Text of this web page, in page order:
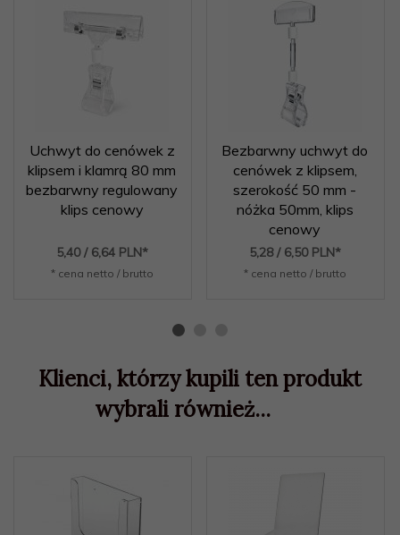
Uchwyt do cenówek z
klipsem i klamrą 80 mm
bezbarwny regulowany
klips cenowy
5,40 / 6,64 PLN*
* cena netto / brutto
Bezbarwny uchwyt do
cenówek z klipsem,
szerokość 50 mm -
nóżka 50mm, klips
cenowy
5,28 / 6,50 PLN*
* cena netto / brutto
Klienci, którzy kupili ten produkt
wybrali również...